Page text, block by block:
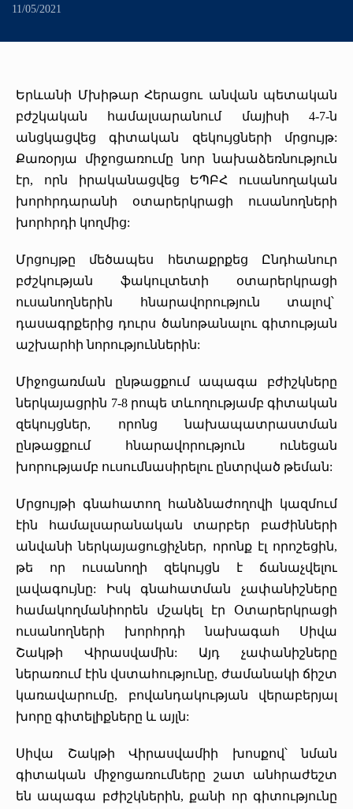
Որակի ապահովում
Սիմուլյացիոն կենտրոն
Dr.LEX(TerraMedicum)
«Հերացի» ավագ դպրոց
Գերակա ուղղություններ
Հայտարարություններ
«Միքայելյան» համալսարանական հիվանդանոց
Առաքելություն
Մեր բրենդը
Մեր ռեկտորները
Թանգարան
Շնորհակալական նամակներ
Պատկերասրահ
Մամուլը մեր մասին
Հոգաբարձուների խորհուրդ
Ռեկտորատ
Իրավունք
Գնումներ
Ֆինանսական հաշվետվություններ
Շնորհակալական նամակներ
Պարբերականներ
«Հերացի» վերլուծական
Միջազգային
Միջազգայնացման քաղաքականություն
Erasmus+
Միջազգային գիտական ծրագրեր (ավարտված)
eCAMPUS
Փոխանակային ծրագրեր
+
Մեր առաքելությունը +
Վերապատրաստում
11/05/2021
Երևանի Մխիթար Հերացու անվան պետական
բժշկական համալսարանում մայիսի 4-7-ն
անցկացվեց գիտական զեկույցների մրցույթ:
Քառօրյա միջոցառումը նոր նախաձեռնություն
էր, որն իրականացվեց ԵՊԲՀ ուսանողական
խորհրդարանի օտարերկրացի ուսանողների
խորհրդի կողմից:
Մրցույթը մեծապես հետաքրքեց Ընդհանուր
բժշկության ֆակուլտետի օտարերկրացի
ուսանողներին հնարավորություն տալով՝
դասագրքերից դուրս ծանոթանալու գիտության
աշխարհի նորություններին:
Միջոցառման ընթացքում ապագա բժիշկները
ներկայացրին 7-8 րոպե տևողությամբ գիտական
զեկույցներ, որոնց նախապատրաստման
ընթացքում հնարավորություն ունեցան
խորությամբ ուսումնասիրելու ընտրված թեման:
Մրցույթի գնահատող հանձնաժողովի կազմում
էին համալսարանական տարբեր բաժինների
անվանի ներկայացուցիչներ, որոնք էլ որոշեցին,
թե որ ուսանողի զեկույցն է ճանաչվելու
լավագույնը: Իսկ գնահատման չափանիշները
համակողմանիորեն մշակել էր Օտարերկրացի
ուսանողների խորհրդի նախագահ Սիվա
Շակթի Վիրասվամին: Այդ չափանիշները
ներառում էին վստահությունը, ժամանակի ճիշտ
կառավարումը, բովանդակության վերաբերյալ
խորը գիտելիքները և այլն:
Սիվա Շակթի Վիրասվամիի խոսքով՝ նման
գիտական միջոցառումները շատ անհրաժեշտ
են ապագա բժիշկներին, քանի որ գիտությունը